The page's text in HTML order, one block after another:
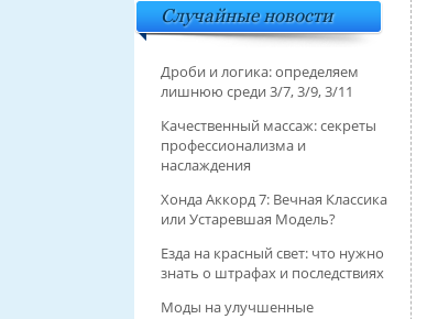
Случайные новости
Дроби и логика: определяем
лишнюю среди 3/7, 3/9, 3/11
Качественный массаж: секреты
профессионализма и
наслаждения
Хонда Аккорд 7: Вечная Классика
или Устаревшая Модель?
Езда на красный свет: что нужно
знать о штрафах и последствиях
Моды на улучшенные